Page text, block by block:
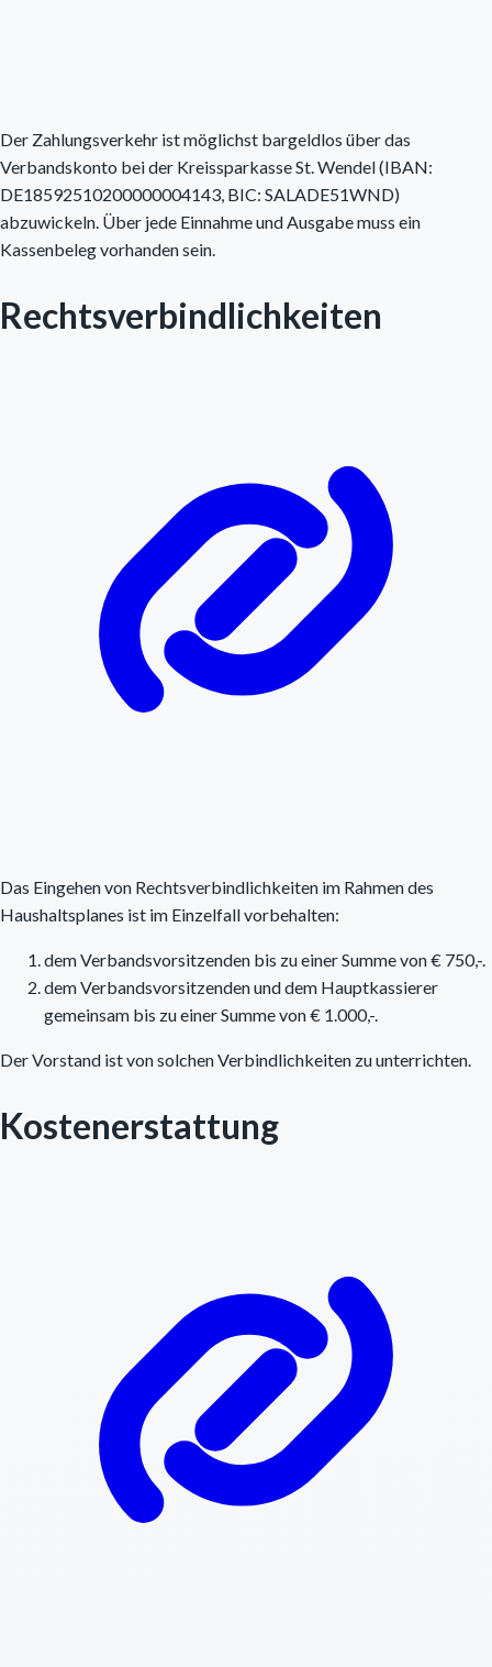
Der Zahlungsverkehr ist möglichst bargeldlos über das
Verbandskonto bei der Kreissparkasse St. Wendel (IBAN:
DE18592510200000004143, BIC: SALADE51WND)
abzuwickeln. Über jede Einnahme und Ausgabe muss ein
Kassenbeleg vorhanden sein.
Rechtsverbindlichkeiten
Das Eingehen von Rechtsverbindlichkeiten im Rahmen des
Haushaltsplanes ist im Einzelfall vorbehalten:
dem Verbandsvorsitzenden bis zu einer Summe von € 750,-.
dem Verbandsvorsitzenden und dem Hauptkassierer
gemeinsam bis zu einer Summe von € 1.000,-.
Der Vorstand ist von solchen Verbindlichkeiten zu unterrichten.
Kostenerstattung